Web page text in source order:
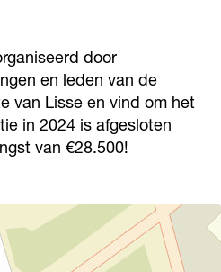
door
en leden van de
van Lisse en vind om het
in 2024 is afgesloten
van €28.500!